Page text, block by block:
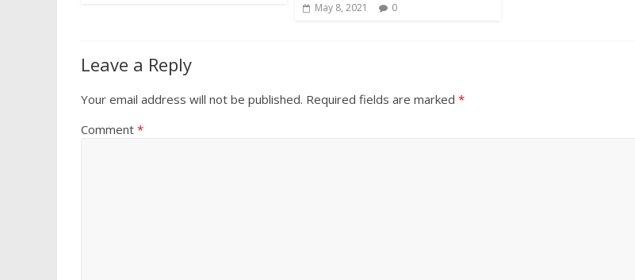
May 8, 2021 0
Leave a Reply
Your email address will not be published. Required fields are marked *
Comment *